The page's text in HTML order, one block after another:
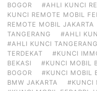
BOGOR
#AHLI KUNCI
KUNCI REMOTE MOBIL
REMOTE MOBIL JAKARTA
TANGERANG
#AHLI
#AHLI KUNCI TANGERANG
TERDEKAT
#KUNCI
BEKASI
#KUNCI MOBIL
BOGOR
#KUNCI MOBIL
BMW JAKARTA
#KUNCI